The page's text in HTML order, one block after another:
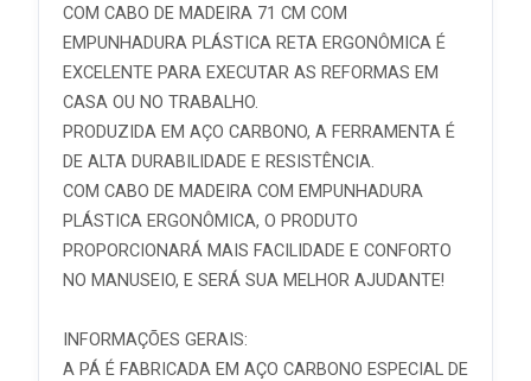
COM CABO DE MADEIRA 71 CM COM
EMPUNHADURA PLÁSTICA RETA ERGONÔMICA É
EXCELENTE PARA EXECUTAR AS REFORMAS EM
CASA OU NO TRABALHO.
PRODUZIDA EM AÇO CARBONO, A FERRAMENTA É
DE ALTA DURABILIDADE E RESISTÊNCIA.
COM CABO DE MADEIRA COM EMPUNHADURA
PLÁSTICA ERGONÔMICA, O PRODUTO
PROPORCIONARÁ MAIS FACILIDADE E CONFORTO
NO MANUSEIO, E SERÁ SUA MELHOR AJUDANTE!
INFORMAÇÕES GERAIS:
A PÁ É FABRICADA EM AÇO CARBONO ESPECIAL DE